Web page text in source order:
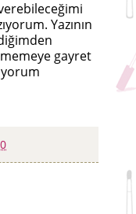
Yazının
gayret